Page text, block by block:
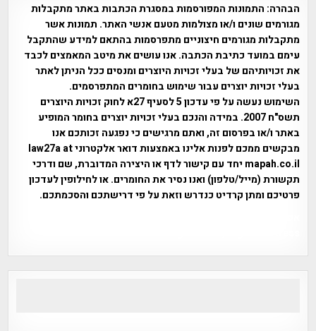
הבהרה: התמונות המפורסמות במסגרת הכתבות באתר מתקבלות
מגורמים שונים ו/או מצולמות מטעם אנשי האתר. תמונות אשר
מתקבלות מגורמים חיצוניים מתפרסמות בהתאם למידע שהתקבל
עימם במועד כתיבת הכתבה. אנו עושים את מיטב המאמצים לכבד
את זכויותיהם של בעלי זכויות היוצרים ומנסים ככל הניתן לאתר
בעלי זכויות יוצרים עבור שימוש בחומרים המתפרסמים.
השימוש נעשה על פי עדכון 5 לסעיף 27א לחוק זכויות היוצרים
תשס"ח 2007. במידה והנכם בעלי זכויות יוצרים בחומר המופיע
באתר ו/או בפרסום זה, ואתם מרגישים כי נפגעה זכותכם אנו
מבקשים ממכם לפנות אלינו באמצעות דואר אלקטרוני law27a at
mapah.co.il יחד עם קישור לדף או היצירה המדוברת, שם ודרכי
תקשורת (מייל/טלפון) ואנו נסיר את החומרים. או לחילופין לעדכון
פרטיכם ומתן קרדיט כנדרש וזאת על פי דרישתכם והסכמתכם.